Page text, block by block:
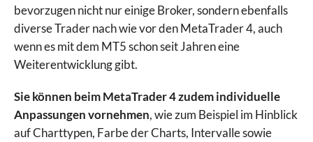
bevorzugen nicht nur einige Broker, sondern ebenfalls
diverse Trader nach wie vor den MetaTrader 4, auch
wenn es mit dem MT5 schon seit Jahren eine
Weiterentwicklung gibt.
Sie können beim MetaTrader 4 zudem individuelle
Anpassungen vornehmen, wie zum Beispiel im Hinblick
auf Charttypen, Farbe der Charts, Intervalle sowie